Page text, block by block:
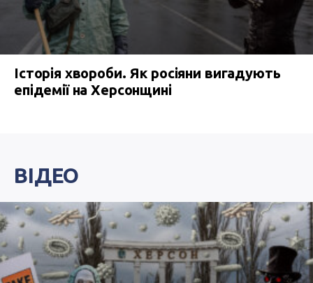
Історія хвороби. Як росіяни вигадують
епідемії на Херсонщині
ВІДЕО